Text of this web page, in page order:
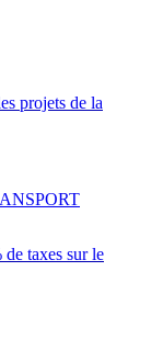
projets de la
taxes sur le